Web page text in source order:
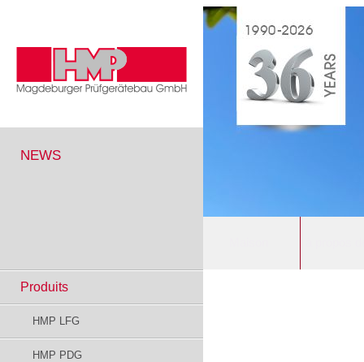
NEWS
Produits
HMP LFG
HMP PDG